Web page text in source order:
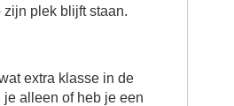
plek blijft staan.
extra klasse in de
alleen of heb je een